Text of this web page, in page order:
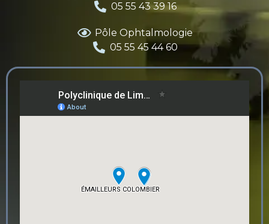
05 55 43 39 16
Pôle Ophtalmologie
05 55 45 44 60